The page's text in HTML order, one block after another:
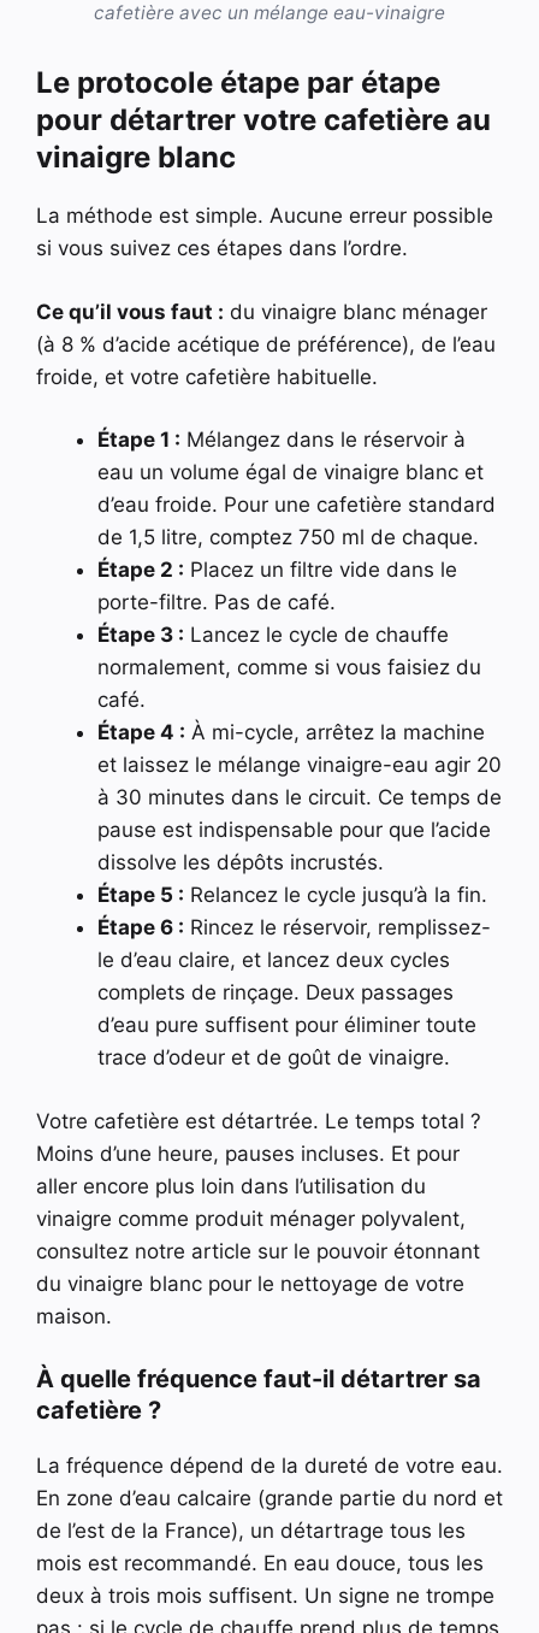
cafetière avec un mélange eau-vinaigre
Le protocole étape par étape
pour détartrer votre cafetière au
vinaigre blanc
La méthode est simple. Aucune erreur possible
si vous suivez ces étapes dans l’ordre.
Ce qu’il vous faut : du vinaigre blanc ménager
(à 8 % d’acide acétique de préférence), de l’eau
froide, et votre cafetière habituelle.
Étape 1 : Mélangez dans le réservoir à
eau un volume égal de vinaigre blanc et
d’eau froide. Pour une cafetière standard
de 1,5 litre, comptez 750 ml de chaque.
Étape 2 : Placez un filtre vide dans le
porte-filtre. Pas de café.
Étape 3 : Lancez le cycle de chauffe
normalement, comme si vous faisiez du
café.
Étape 4 : À mi-cycle, arrêtez la machine
et laissez le mélange vinaigre-eau agir 20
à 30 minutes dans le circuit. Ce temps de
pause est indispensable pour que l’acide
dissolve les dépôts incrustés.
Étape 5 : Relancez le cycle jusqu’à la fin.
Étape 6 : Rincez le réservoir, remplissez-
le d’eau claire, et lancez deux cycles
complets de rinçage. Deux passages
d’eau pure suffisent pour éliminer toute
trace d’odeur et de goût de vinaigre.
Votre cafetière est détartrée. Le temps total ?
Moins d’une heure, pauses incluses. Et pour
aller encore plus loin dans l’utilisation du
vinaigre comme produit ménager polyvalent,
consultez notre article sur le pouvoir étonnant
du vinaigre blanc pour le nettoyage de votre
maison.
À quelle fréquence faut-il détartrer sa
cafetière ?
La fréquence dépend de la dureté de votre eau.
En zone d’eau calcaire (grande partie du nord et
de l’est de la France), un détartrage tous les
mois est recommandé. En eau douce, tous les
deux à trois mois suffisent. Un signe ne trompe